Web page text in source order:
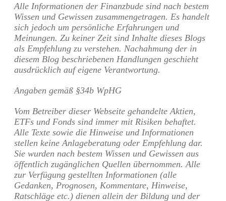
Alle Informationen der Finanzbude sind nach bestem
Wissen und Gewissen zusammengetragen. Es handelt
sich jedoch um persönliche Erfahrungen und
Meinungen. Zu keiner Zeit sind Inhalte dieses Blogs
als Empfehlung zu verstehen. Nachahmung der in
diesem Blog beschriebenen Handlungen geschieht
ausdrücklich auf eigene Verantwortung.
Angaben gemäß §34b WpHG
Vom Betreiber dieser Webseite gehandelte Aktien,
ETFs und Fonds sind immer mit Risiken behaftet.
Alle Texte sowie die Hinweise und Informationen
stellen keine Anlageberatung oder Empfehlung dar.
Sie wurden nach bestem Wissen und Gewissen aus
öffentlich zugänglichen Quellen übernommen. Alle
zur Verfügung gestellten Informationen (alle
Gedanken, Prognosen, Kommentare, Hinweise,
Ratschläge etc.) dienen allein der Bildung und der